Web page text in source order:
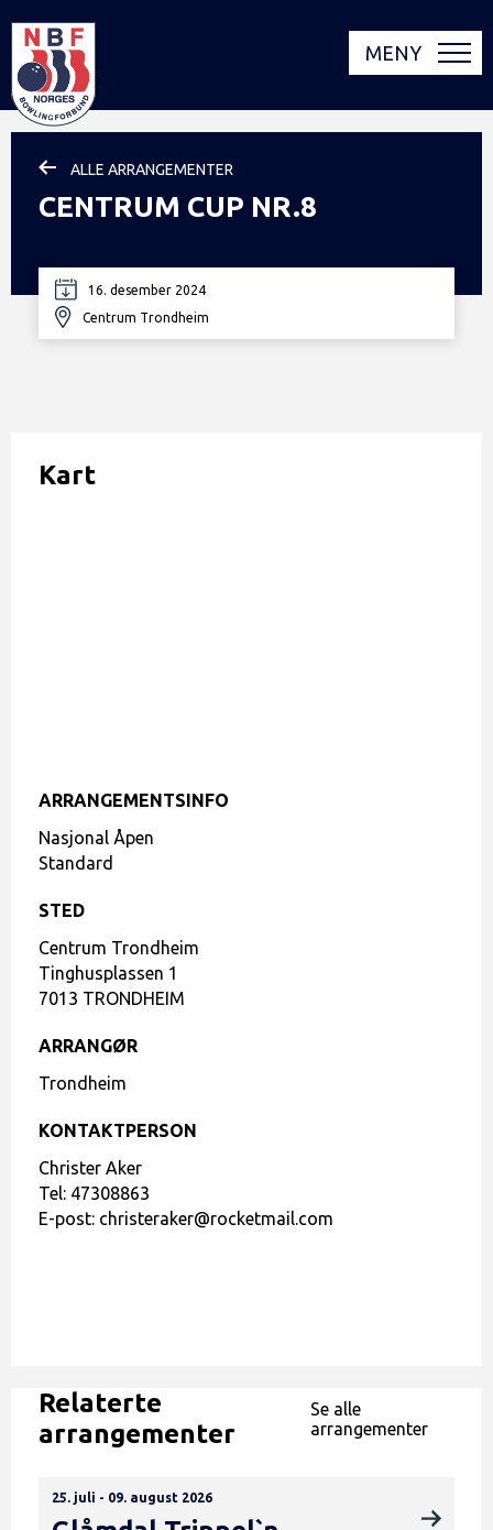
MENY
ALLE ARRANGEMENTER
CENTRUM CUP NR.8
16. desember 2024
Centrum Trondheim
Kart
ARRANGEMENTSINFO
Nasjonal Åpen
Standard
STED
Centrum Trondheim
Tinghusplassen 1
7013 TRONDHEIM
ARRANGØR
Trondheim
KONTAKTPERSON
Christer Aker
Tel: 47308863
E-post: christeraker@rocketmail.com
Relaterte
arrangementer
Se alle
arrangementer
25. juli - 09. august 2026